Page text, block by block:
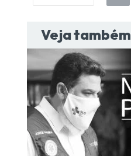
Veja também